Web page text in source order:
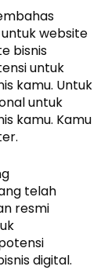
website
bisnis
untuk
kamu. Untuk
untuk
kamu. Kamu
telah
resmi
digital.